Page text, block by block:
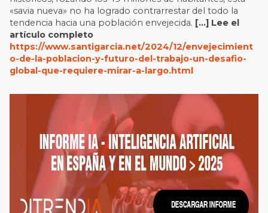
«savia nueva» no ha logrado contrarrestar del todo la
tendencia hacia una población envejecida. […] Lee el
artículo completo
https://www.santigarcia.net/2024/12/envejecimient
o-de-la-poblacion-y-futuro-del-trabajo-un-desafio-
global-que-requiere-mirar-a-largo.html